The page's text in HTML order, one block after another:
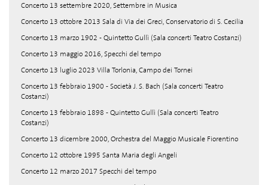
Concerto 13 settembre 2020, Settembre in Musica
Concerto 13 ottobre 2013 Sala di Via dei Greci, Conservatorio di S. Cecilia
Concerto 13 marzo 1902 - Quintetto Gullì (Sala concerti Teatro Costanzi)
Concerto 13 maggio 2016, Specchi del tempo
Concerto 13 luglio 2023 Villa Torlonia, Campo dei Tornei
Concerto 13 febbraio 1900 - Società J. S. Bach (Sala concerti Teatro
Costanzi)
Concerto 13 febbraio 1898 - Quintetto Gullì (Sala concerti Teatro
Costanzi)
Concerto 13 dicembre 2000, Orchestra del Maggio Musicale Fiorentino
Concerto 12 ottobre 1995 Santa Maria degli Angeli
Concerto 12 marzo 2017 Specchi del tempo